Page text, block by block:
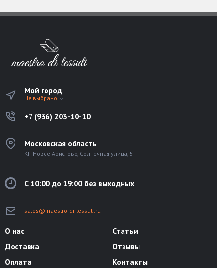
Мой город
Не выбрано
+7 (936) 203-10-10
Московская область
КП Новое Аристово, Солнечная улица, 5
С 10:00 до 19:00 без выходных
sales@maestro-di-tessuti.ru
О нас
Доставка
Оплата
Статьи
Отзывы
Контакты